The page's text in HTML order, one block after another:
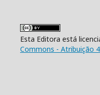
Esta Editora está
Commons - Atribuição